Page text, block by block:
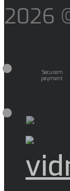
2026
Securem
payment